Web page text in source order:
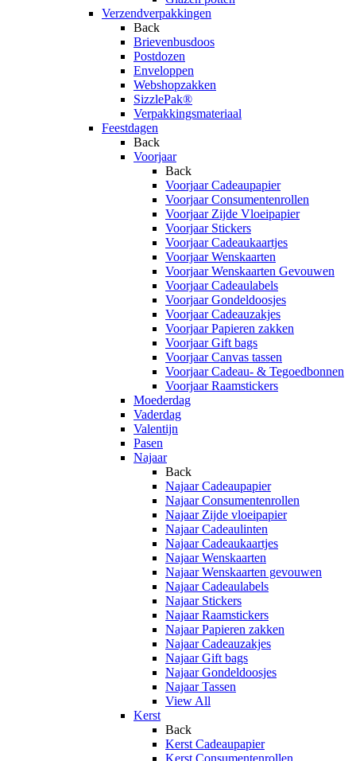
Verzendverpakkingen
Back
Brievenbusdoos
Postdozen
Enveloppen
Webshopzakken
SizzlePak®
Verpakkingsmateriaal
Feestdagen
Back
Voorjaar
Back
Voorjaar Cadeaupapier
Voorjaar Consumentenrollen
Voorjaar Zijde Vloeipapier
Voorjaar Stickers
Voorjaar Cadeaukaartjes
Voorjaar Wenskaarten
Voorjaar Wenskaarten Gevouwen
Voorjaar Cadeaulabels
Voorjaar Gondeldoosjes
Voorjaar Cadeauzakjes
Voorjaar Papieren zakken
Voorjaar Gift bags
Voorjaar Canvas tassen
Voorjaar Cadeau- & Tegoedbonnen
Voorjaar Raamstickers
Moederdag
Vaderdag
Valentijn
Pasen
Najaar
Back
Najaar Cadeaupapier
Najaar Consumentenrollen
Najaar Zijde vloeipapier
Najaar Cadeaulinten
Najaar Cadeaukaartjes
Najaar Wenskaarten
Najaar Wenskaarten gevouwen
Najaar Cadeaulabels
Najaar Stickers
Najaar Raamstickers
Najaar Papieren zakken
Najaar Cadeauzakjes
Najaar Gift bags
Najaar Gondeldoosjes
Najaar Tassen
View All
Kerst
Back
Kerst Cadeaupapier
Kerst Consumentenrollen